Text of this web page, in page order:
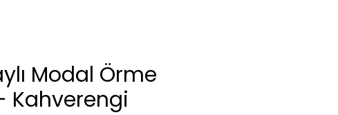
Modal Örme
Kahverengi